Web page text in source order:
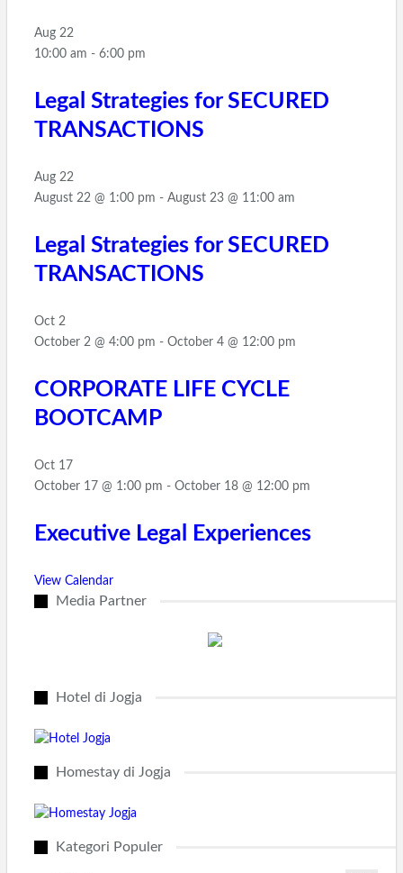
Aug 22
10:00 am - 6:00 pm
Legal Strategies for SECURED
TRANSACTIONS
Aug 22
August 22 @ 1:00 pm - August 23 @ 11:00 am
Legal Strategies for SECURED
TRANSACTIONS
Oct 2
October 2 @ 4:00 pm - October 4 @ 12:00 pm
CORPORATE LIFE CYCLE
BOOTCAMP
Oct 17
October 17 @ 1:00 pm - October 18 @ 12:00 pm
Executive Legal Experiences
View Calendar
Media Partner
Hotel di Jogja
Homestay di Jogja
Kategori Populer